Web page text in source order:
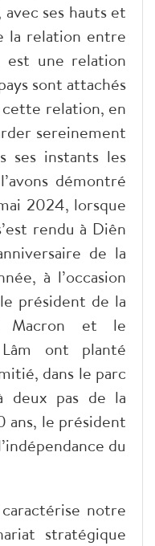
ses hauts et
la relation entre
est une relation
sont attachés
relation, en
sereinement
ses instants les
démontré
2024, lorsque
rendu à Diên
de la
à l’occasion
président de la
Macron et le
ont planté
dans le parc
deux pas de la
ans, le président
du
notre
stratégique